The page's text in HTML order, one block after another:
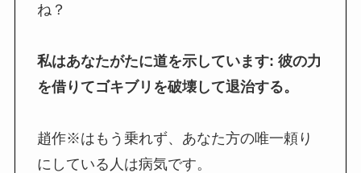
ね？
私はあなたがたに道を示しています: 彼の力
を借りてゴキブリを破壊して退治する。
趙作※はもう乗れず、あなた方の唯一頼り
にしている人は病気です。